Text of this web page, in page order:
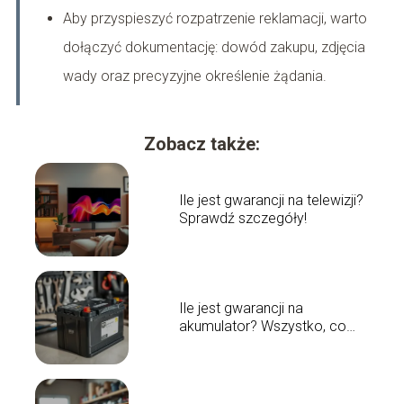
Aby przyspieszyć rozpatrzenie reklamacji, warto
dołączyć dokumentację: dowód zakupu, zdjęcia
wady oraz precyzyjne określenie żądania.
Zobacz także:
Ile jest gwarancji na telewizji?
Sprawdź szczegóły!
Ile jest gwarancji na
akumulator? Wszystko, co